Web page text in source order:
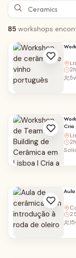
85 workshops
2h
5
Cria
2h
15